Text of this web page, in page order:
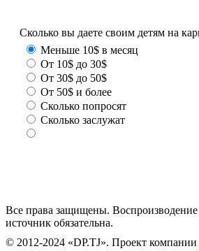
Сколько вы даете своим детям на
Меньше 10$ в месяц
От 10$ до 30$
От 30$ до 50$
От 50$ и более
Сколько попросят
Сколько заслужат
Все права защищены. Воспроизводение
источник обязательна.
© 2012-2024 «DP.TJ». Проект компании